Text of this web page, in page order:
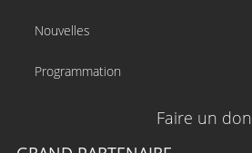
Nouvelles
Programmation
Faire un don